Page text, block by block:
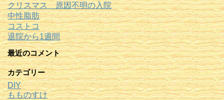
クリスマス 原因不明の入院
中性脂肪
コストコ
退院から1週間
最近のコメント
カテゴリー
DIY
もものすけ